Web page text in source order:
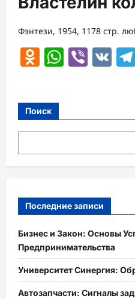
Фэнтези, 1954, 1178 стр.
Viber
VK
Поиск
Последние записи
Бизнес и Закон: Основы
Предпринимательства
Университет Синергия:
Автозапчасти: Сигналы